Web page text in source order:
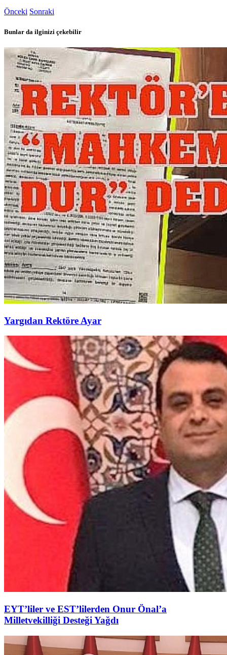
Önceki Sonraki
Bunlar da ilginizi çekebilir
Yargıdan Rektöre Ayar
EYT’liler ve EST’lilerden Onur Önal’a
Milletvekilliği Desteği Yağdı